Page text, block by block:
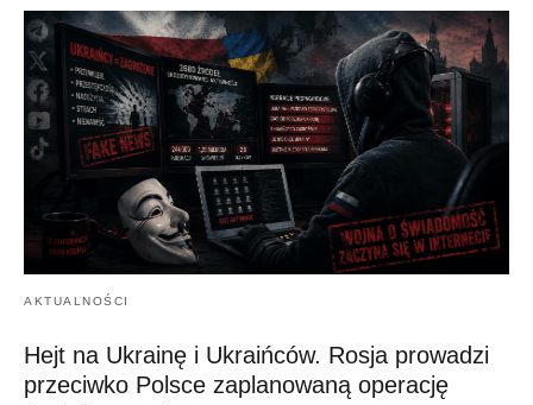
AKTUALNOŚCI
Hejt na Ukrainę i Ukraińców. Rosja prowadzi
przeciwko Polsce zaplanowaną operację